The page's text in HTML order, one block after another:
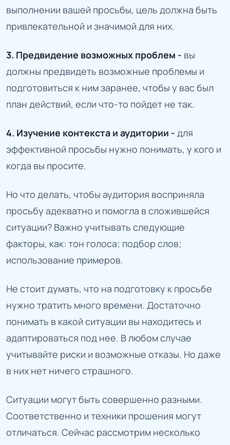
выполнении вашей просьбы, цель должна быть
привлекательной и значимой для них.
3. Предвидение возможных проблем - вы
должны предвидеть возможные проблемы и
подготовиться к ним заранее, чтобы у вас был
план действий, если что-то пойдет не так.
4. Изучение контекста и аудитории - для
эффективной просьбы нужно понимать, у кого и
когда вы просите.
Но что делать, чтобы аудитория восприняла
просьбу адекватно и помогла в сложившейся
ситуации? Важно учитывать следующие
факторы, как: тон голоса; подбор слов;
использование примеров.
Не стоит думать, что на подготовку к просьбе
нужно тратить много времени. Достаточно
понимать в какой ситуации вы находитесь и
адаптироваться под нее. В любом случае
учитывайте риски и возможные отказы. Но даже
в них нет ничего страшного.
Ситуации могут быть совершенно разными.
Соответственно и техники прошения могут
отличаться. Сейчас рассмотрим несколько